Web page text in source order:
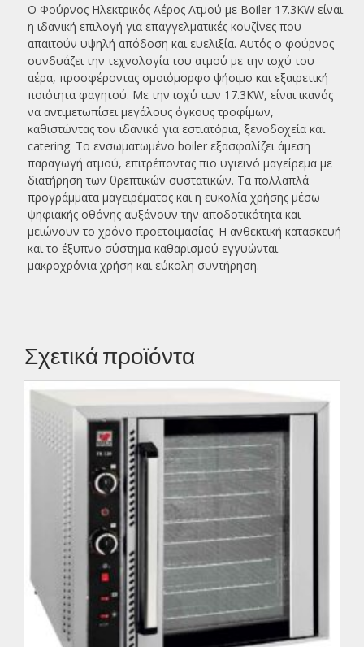
Ο Φούρνος Ηλεκτρικός Αέρος Ατμού με Boiler 17.3KW είναι
η ιδανική επιλογή για επαγγελματικές κουζίνες που
απαιτούν υψηλή απόδοση και ευελιξία. Αυτός ο φούρνος
συνδυάζει την τεχνολογία του ατμού με την ισχύ του
αέρα, προσφέροντας ομοιόμορφο ψήσιμο και εξαιρετική
ποιότητα φαγητού. Με την ισχύ των 17.3KW, είναι ικανός
να αντιμετωπίσει μεγάλους όγκους τροφίμων,
καθιστώντας τον ιδανικό για εστιατόρια, ξενοδοχεία και
catering. Το ενσωματωμένο boiler εξασφαλίζει άμεση
παραγωγή ατμού, επιτρέποντας πιο υγιεινό μαγείρεμα με
διατήρηση των θρεπτικών συστατικών. Τα πολλαπλά
προγράμματα μαγειρέματος και η ευκολία χρήσης μέσω
ψηφιακής οθόνης αυξάνουν την αποδοτικότητα και
μειώνουν το χρόνο προετοιμασίας. Η ανθεκτική κατασκευή
και το έξυπνο σύστημα καθαρισμού εγγυώνται
μακροχρόνια χρήση και εύκολη συντήρηση.
Σχετικά προϊόντα